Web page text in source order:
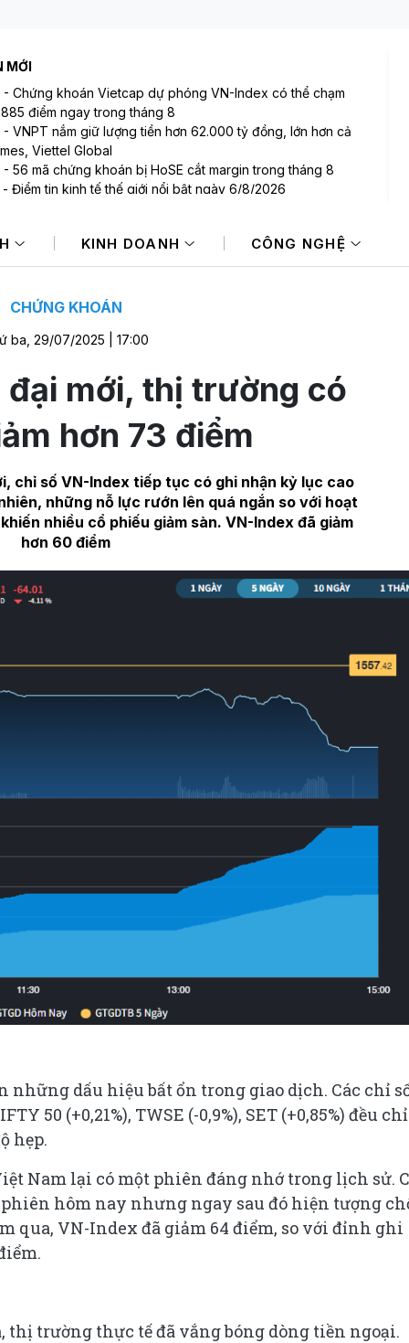
MỚI
- Chứng khoán Vietcap dự phóng VN-Index có thể chạm
điểm ngay trong tháng 8
- VNPT nắm giữ lượng tiền hơn 62.000 tỷ đồng, lớn hơn cả
Viettel Global
- 56 mã chứng khoán bị HoSE cắt margin trong tháng 8
- Điểm tin kinh tế thế giới nổi bật ngày 6/8/2026
- Một doanh nghiệp dầu khí đem hơn 42.200 tỷ đồng gửi
KINH DOANH CÔNG NGHỆ
CHỨNG KHOÁN
ba, 29/07/2025 | 17:00
mới, thị trường có
hơn 73 điểm
chỉ số VN-Index tiếp tục có ghi nhận kỷ lục cao
những nỗ lực rướn lên quá ngắn so với hoạt
nhiều cổ phiếu giảm sàn. VN-Index đã giảm
hơn 60 điểm
dấu hiệu bất ổn trong giao dịch. Các chỉ
50 (+0,21%), TWSE (-0,9%), SET (+0,85%) đều chỉ
hẹp.
Nam lại có một phiên đáng nhớ trong lịch sử.
hôm nay nhưng ngay sau đó hiện tượng
qua, VN-Index đã giảm 64 điểm, so với đỉnh ghi
trường thực tế đã vắng bóng dòng tiền ngoại.